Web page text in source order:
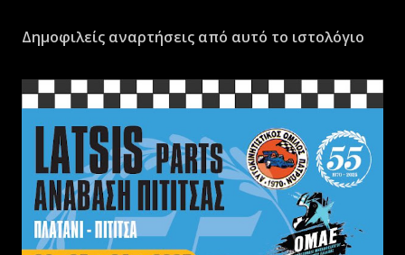
Δημοφιλείς αναρτήσεις από αυτό το ιστολόγιο